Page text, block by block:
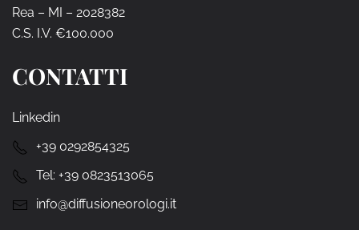
Rea – MI – 2028382
C.S. I.V. €100.000
CONTATTI
Linkedin
+39 0292854325
Tel: +39 0823513065
info@diffusioneorologi.it